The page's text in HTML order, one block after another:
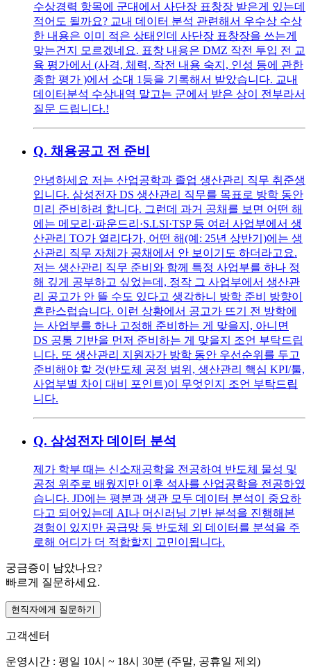
수상경력 항목에 군대에서 사단장 표창장 받은게 있는데
적어도 될까요? 교내 데이터 분석 관련해서 우수상 수상
한 내용은 이미 적은 상태인데 사단장 표창장을 쓰는게
맞는건지 모르겠네요. 표창 내용은 DMZ 작전 투입 전 교
육 평가에서 (사격, 체력, 작전 내용 숙지, 인성 등에 관한
종합 평가 )에서 소대 1등을 기록해서 받았습니다. 교내
데이터분석 수상내역 말고는 군에서 받은 상이 전부라서
질문 드립니다.!
Q. 채용공고 전 준비
안녕하세요 저는 산업공학과 졸업 생산관리 직무 취준생
입니다. 삼성전자 DS 생산관리 직무를 목표로 방학 동안
미리 준비하려 합니다. 그런데 과거 공채를 보면 어떤 해
에는 메모리·파운드리·S.LSI·TSP 등 여러 사업부에서 생
산관리 TO가 열리다가, 어떤 해(예: 25년 상반기)에는 생
산관리 직무 자체가 공채에서 안 보이기도 하더라고요.
저는 생산관리 직무 준비와 함께 특정 사업부를 하나 정
해 깊게 공부하고 싶었는데, 정작 그 사업부에서 생산관
리 공고가 안 뜰 수도 있다고 생각하니 방학 준비 방향이
혼란스럽습니다. 이런 상황에서 공고가 뜨기 전 방학에
는 사업부를 하나 고정해 준비하는 게 맞을지, 아니면
DS 공통 기반을 먼저 준비하는 게 맞을지 조언 부탁드립
니다. 또 생산관리 지원자가 방학 동안 우선순위를 두고
준비해야 할 것(반도체 공정 범위, 생산관리 핵심 KPI/툴,
사업부별 차이 대비 포인트)이 무엇인지 조언 부탁드립
니다.
Q. 삼성전자 데이터 분석
제가 학부 때는 신소재공학을 전공하여 반도체 물성 및
공정 위주로 배웠지만 이후 석사를 산업공학을 전공하였
습니다. JD에는 평분과 생관 모두 데이터 분석이 중요하
다고 되어있는데 AI나 머신러닝 기반 분석을 진행해본
경험이 있지만 공급망 등 반도체 외 데이터를 분석을 주
로해 어디가 더 적합할지 고민이됩니다.
궁금증이 남았나요?
빠르게 질문하세요.
현직자에게 질문하기
고객센터
운영시간 : 평일 10시 ~ 18시 30분 (주말, 공휴일 제외)